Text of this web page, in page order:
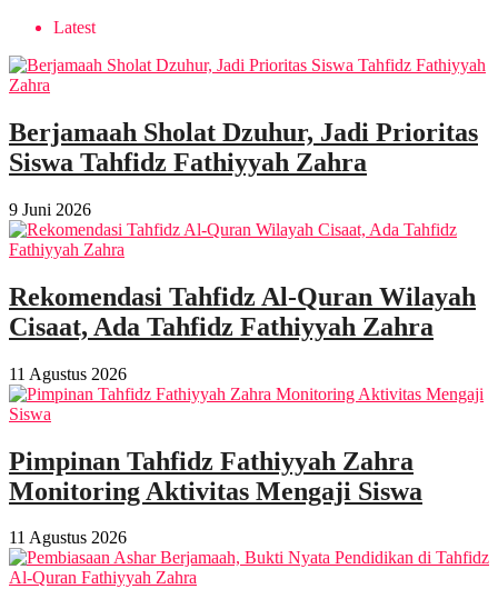
Latest
Berjamaah Sholat Dzuhur, Jadi Prioritas
Siswa Tahfidz Fathiyyah Zahra
9 Juni 2026
Rekomendasi Tahfidz Al-Quran Wilayah
Cisaat, Ada Tahfidz Fathiyyah Zahra
11 Agustus 2026
Pimpinan Tahfidz Fathiyyah Zahra
Monitoring Aktivitas Mengaji Siswa
11 Agustus 2026